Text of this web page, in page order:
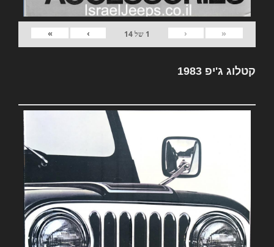
«
‹
1 של14
›
»
קטלוג ג'יפ 1983